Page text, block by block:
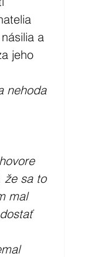
a
jeho
nehoda
že sa to
mal